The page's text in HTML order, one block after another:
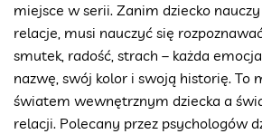
miejsce w serii. Zanim dziecko
relacje, musi nauczyć się
smutek, radość, strach – każda
nazwę, swój kolor i swoją historię. To
światem wewnętrznym dziecka a
relacji. Polecany przez psychologów